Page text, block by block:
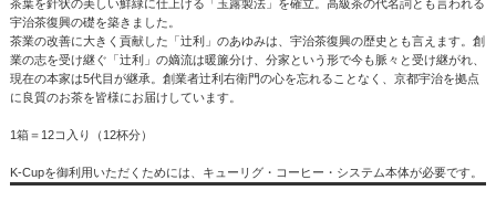
茶葉を針状の美しい鮮緑に仕上げる「玉露製法」を確立。高級茶の代名詞とも言われる
宇治茶復興の礎を築きました。
茶業の改善に大きく貢献した「辻利」のあゆみは、宇治茶復興の歴史とも言えます。創
業の志を受け継ぐ「辻利」の嫡流は暖簾分け、分家という形で今も脈々と受け継がれ、
現在の本家は5代目が継承。創業者辻利右衛門の心を忘れることなく、京都宇治を拠点
に良質のお茶を皆様にお届けしています。
1箱＝12コ入り（12杯分）
K-Cupを御利用いただくためには、キューリグ・コーヒー・システム本体が必要です。